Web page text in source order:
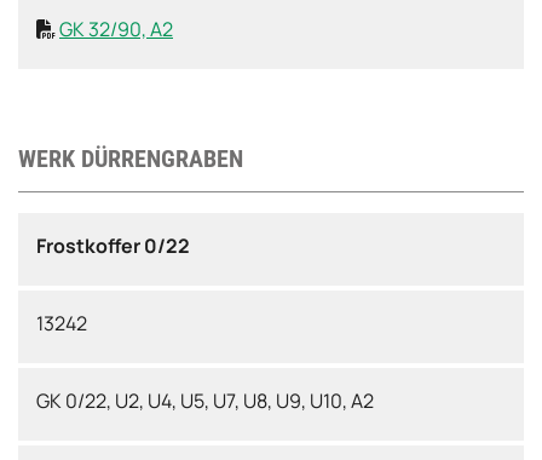
GK 32/90, A2
WERK DÜRRENGRABEN
Frostkoffer 0/22
13242
GK 0/22, U2, U4, U5, U7, U8, U9, U10, A2